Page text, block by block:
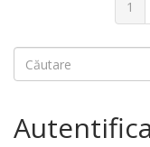
1
Căutare
Căutare